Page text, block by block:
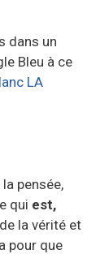
dans un
Bleu à ce
LA
pensée,
qui est,
la vérité et
pour que